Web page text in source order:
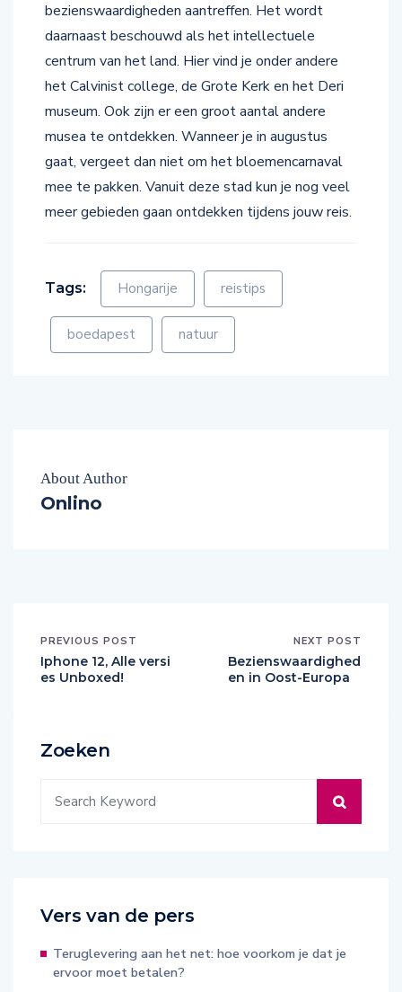
bezienswaardigheden aantreffen. Het wordt
daarnaast beschouwd als het intellectuele
centrum van het land. Hier vind je onder andere
het Calvinist college, de Grote Kerk en het Deri
museum. Ook zijn er een groot aantal andere
musea te ontdekken. Wanneer je in augustus
gaat, vergeet dan niet om het bloemencarnaval
mee te pakken. Vanuit deze stad kun je nog veel
meer gebieden gaan ontdekken tijdens jouw reis.
Tags: Hongarije reistips
boedapest natuur
About Author
Onlino
PREVIOUS POST
Iphone 12, Alle versi
es Unboxed!
NEXT POST
Bezienswaardighed
en in Oost-Europa
Zoeken
Vers van de pers
Teruglevering aan het net: hoe voorkom je dat je
ervoor moet betalen?